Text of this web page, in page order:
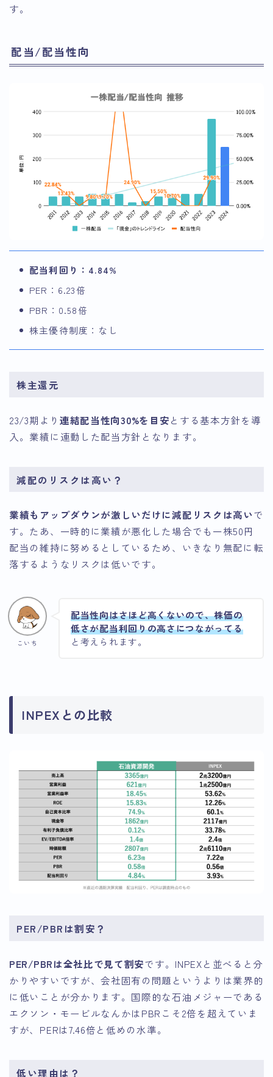
す。
配当/配当性向
配当利回り：4.84%
PER：6.23倍
PBR：0.58倍
株主優待制度：なし
株主還元
23/3期より 連結配当性向30%を目安とする基本方針を導
入。業績に連動した配当方針となります。
減配のリスクは高い？
業績もアップダウンが激しいだけに減配リスクは高いで
す。たあ、一時的に業績が悪化した場合でも一株50円
配当の維持に努めるとしているため、いきなり無配に転
落するようなリスクは低いです。
こいち
配当性向はさほど高くないので、株価の
低さが配当利回りの高さにつながってる
と考えられます。
INPEXとの比較
PER/PBRは割安？
PER/PBRは全社比で見て割安です。INPEXと並べると分
かりやすいですが、会社固有の問題というよりは業界的
に低いことが分かります。国際的な石油メジャーである
エクソン・モービルなんかはPBRこそ2倍を超えていま
すが、PERは7.46倍と低めの水準。
低い理由は？